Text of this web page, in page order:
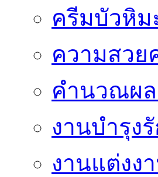
ครีมบัวหิม
ความสวย
คำนวณผ
งานบำรุง
งานแต่งง